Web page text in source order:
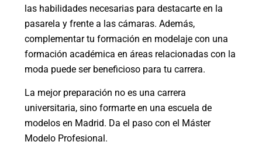
las habilidades necesarias para destacarte en la
pasarela y frente a las cámaras. Además,
complementar tu formación en modelaje con una
formación académica en áreas relacionadas con la
moda puede ser beneficioso para tu carrera.
La mejor preparación no es una carrera
universitaria, sino formarte en unaescuela de
modelos en Madrid. Da el paso con el Máster
Modelo Profesional .